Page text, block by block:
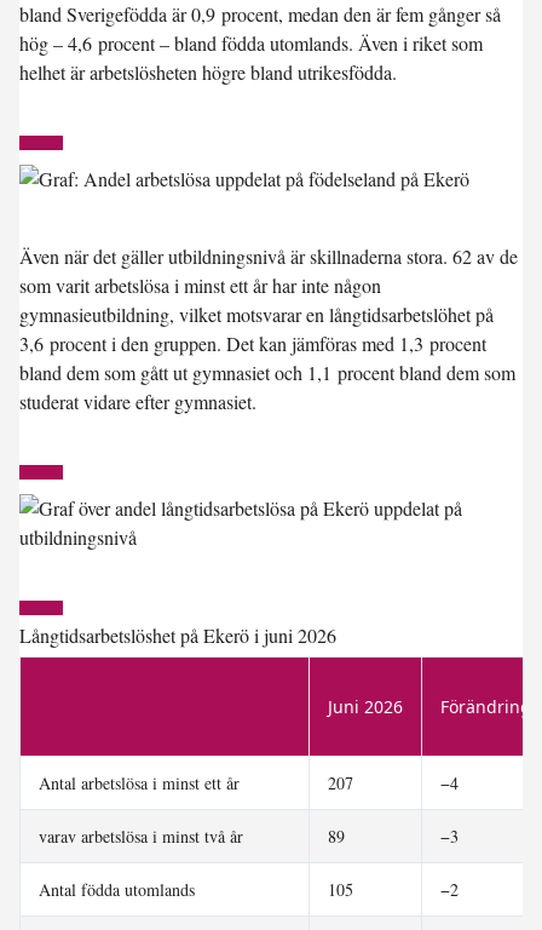
bland Sverigefödda är 0,9 procent, medan den är fem gånger så
hög – 4,6 procent – bland födda utomlands. Även i riket som
helhet är arbetslösheten högre bland utrikesfödda.
Även när det gäller utbildningsnivå är skillnaderna stora. 62 av de
som varit arbetslösa i minst ett år har inte någon
gymnasieutbildning, vilket motsvarar en långtidsarbetslöhet på
3,6 procent i den gruppen. Det kan jämföras med 1,3 procent
bland dem som gått ut gymnasiet och 1,1 procent bland dem som
studerat vidare efter gymnasiet.
Långtidsarbetslöshet på Ekerö i juni 2026
Juni 2026 Förändring
Antal arbetslösa i minst ett år 207 −4
varav arbetslösa i minst två år 89 −3
Antal födda utomlands 105 −2